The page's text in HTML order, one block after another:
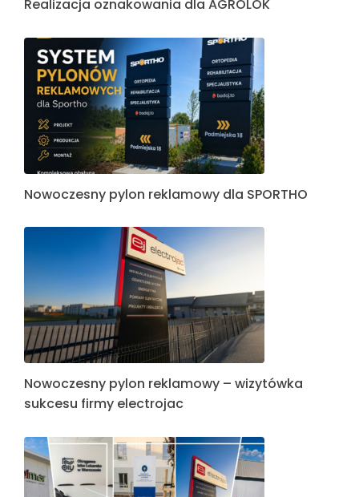
Realizacja oznakowania dla AGROLOK
Nowoczesny pylon reklamowy dla SPORTHO
Nowoczesny pylon reklamowy – wizytówka
sukcesu firmy electrojac